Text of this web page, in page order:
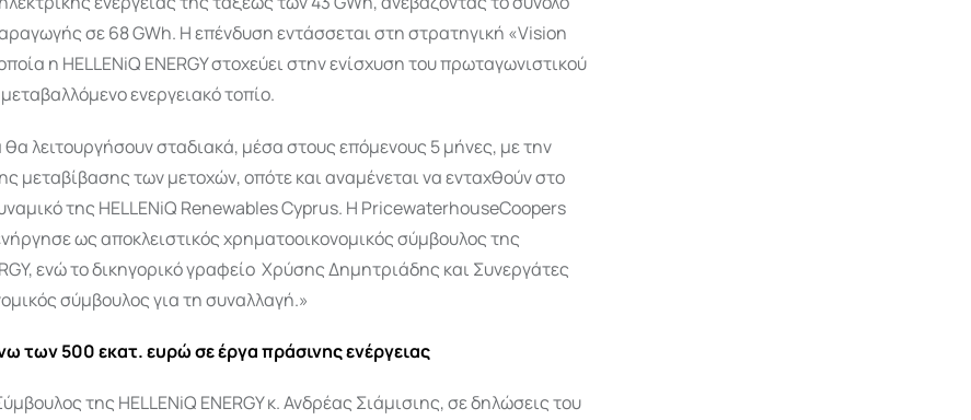
σε 68 GWh. Η επένδυση εντάσσεται στη στρατηγική «Vision
η HELLENiQ ENERGY στοχεύει στην ενίσχυση του πρωταγωνιστικού
ενεργειακό τοπίο.
λειτουργήσουν σταδιακά, μέσα στους επόμενους 5 μήνες, με την
μεταβίβασης των μετοχών, οπότε και αναμένεται να ενταχθούν στο
της HELLENiQ Renewables Cyprus. Η PricewaterhouseCoopers
ως αποκλειστικός χρηματοοικονομικός σύμβουλος της
ενώ το δικηγορικό γραφείο Χρύσης Δημητριάδης και Συνεργάτες
σύμβουλoς για τη συναλλαγή.»
των 500 εκατ. ευρώ σε έργα πράσινης ενέργειας
της HELLENiQ ENERGY κ. Ανδρέας Σιάμισιης, σε δηλώσεις του